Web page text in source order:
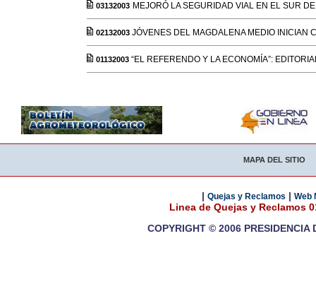
03132003 MEJORÓ LA SEGURIDAD VIAL EN EL SUR
02132003 JÓVENES DEL MAGDALENA MEDIO INICIAN
01132003 “EL REFERENDO Y LA ECONOMÍA”:
MAPA DEL SITIO
| Quejas y Reclamos | Web
Linea de Quejas y Reclamos
COPYRIGHT © 2006 PRESIDENCIA